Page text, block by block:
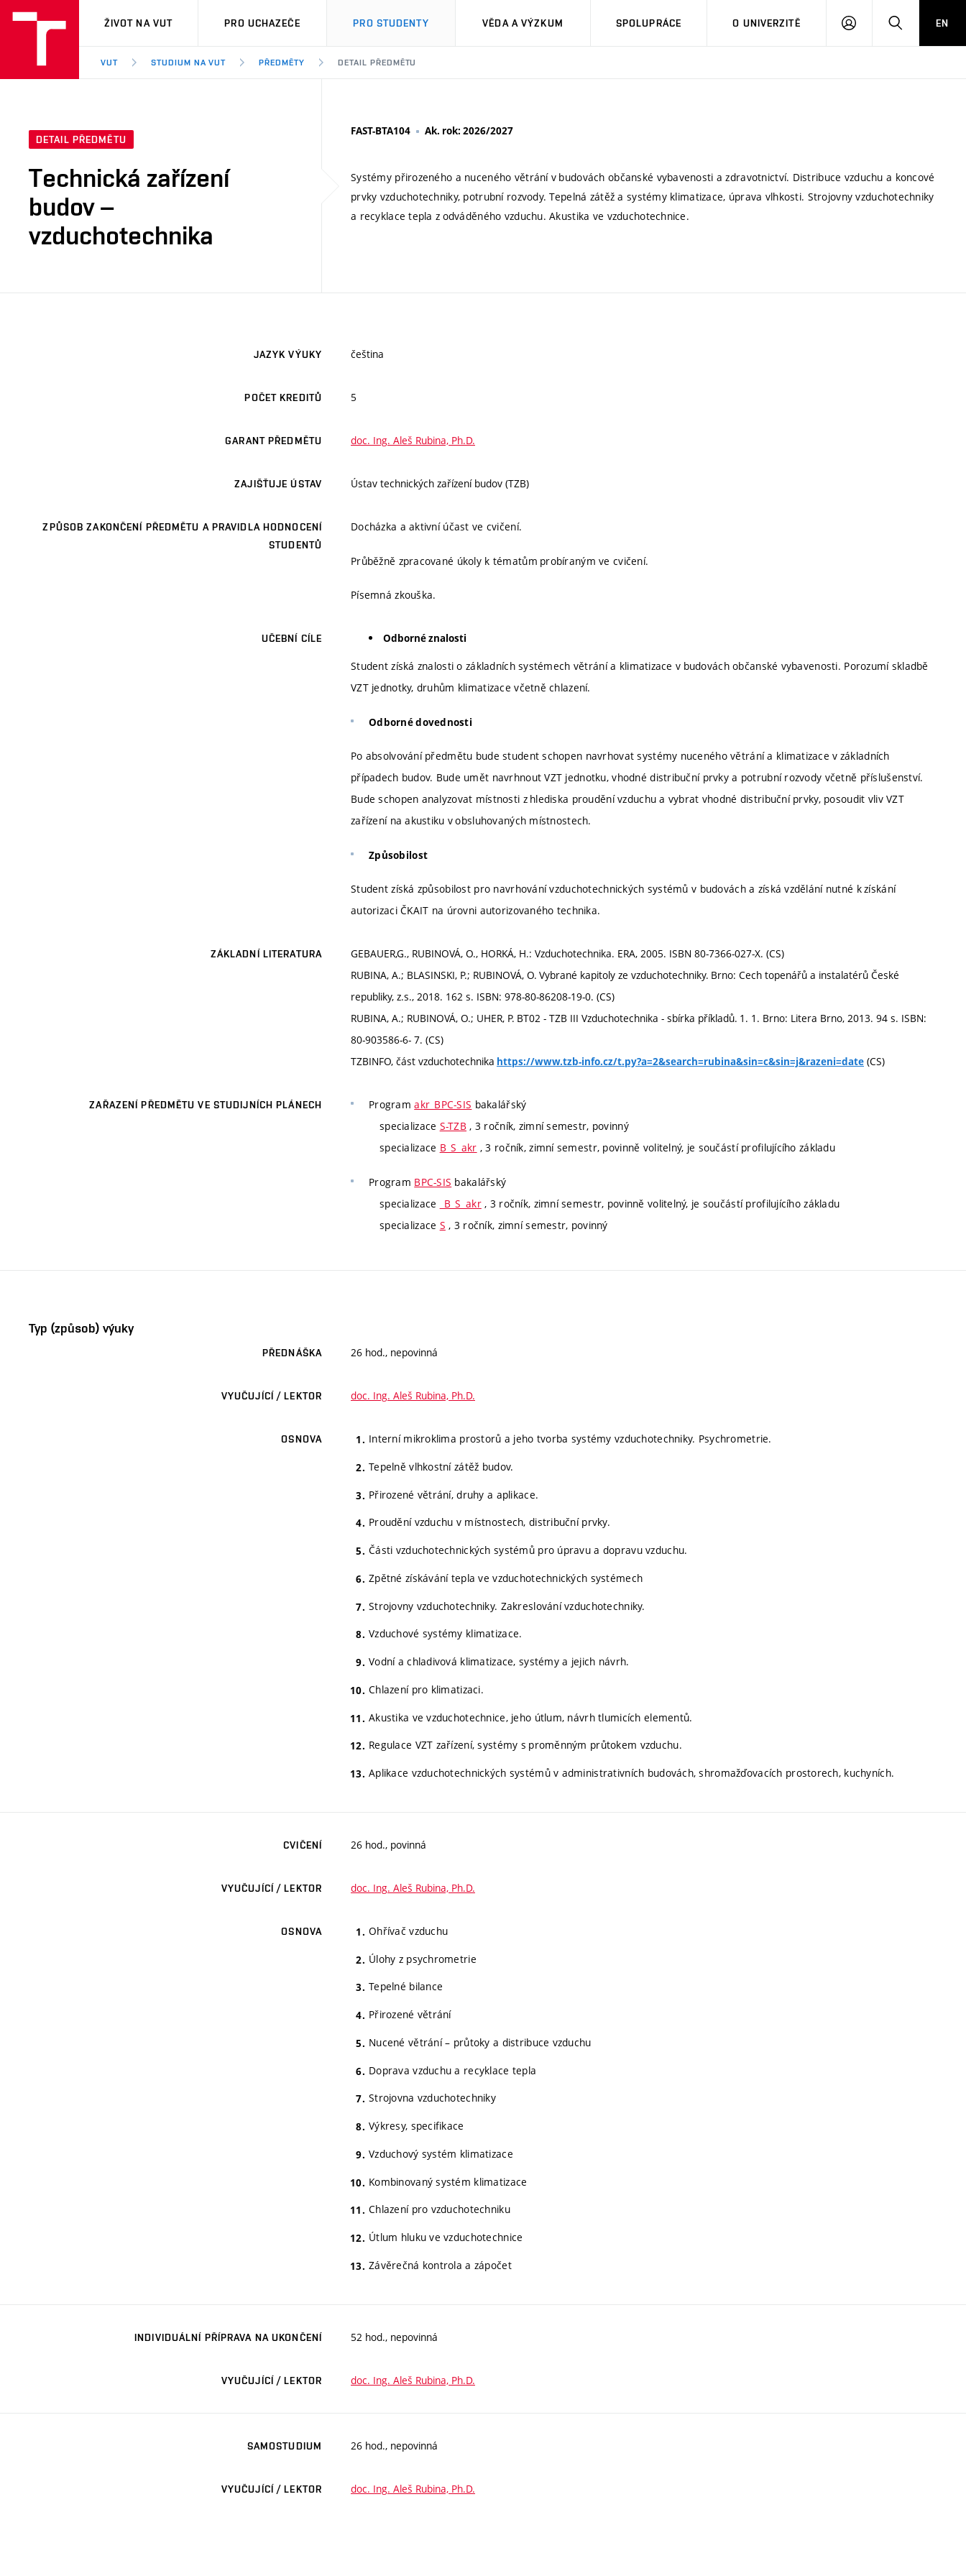
VUT
ŽIVOT NA VUT PRO UCHAZEČE PRO STUDENTY VĚDA A VÝZKUM SPOLUPRÁCE O UNIVERZITĚ
PŘIHLÁSIT HLEDATEN
VUT STUDIUM NA VUT PŘEDMĚTY DETAIL PŘEDMĚTU
DETAIL PŘEDMĚTU
Technická zařízení
budov –
vzduchotechnika
FAST-BTA104 Ak. rok: 2026/2027
Systémy přirozeného a nuceného větrání v budovách občanské vybavenosti a zdravotnictví. Distribuce vzduchu a koncové
prvky vzduchotechniky, potrubní rozvody. Tepelná zátěž a systémy klimatizace, úprava vlhkosti. Strojovny vzduchotechniky
a recyklace tepla z odváděného vzduchu. Akustika ve vzduchotechnice.
JAZYK VÝUKY čeština
POČET KREDITŮ 5
GARANT PŘEDMĚTU doc. Ing. Aleš Rubina, Ph.D.
ZAJIŠŤUJE ÚSTAV Ústav technických zařízení budov (TZB)
ZPŮSOB ZAKONČENÍ PŘEDMĚTU A PRAVIDLA HODNOCENÍ
STUDENTŮ
Docházka a aktivní účast ve cvičení.
Průběžně zpracované úkoly k tématům probíraným ve cvičení.
Písemná zkouška.
UČEBNÍ CÍLE Odborné znalosti
Student získá znalosti o základních systémech větrání a klimatizace v budovách občanské vybavenosti. Porozumí skladbě
VZT jednotky, druhům klimatizace včetně chlazení.
Odborné dovednosti
Po absolvování předmětu bude student schopen navrhovat systémy nuceného větrání a klimatizace v základních
případech budov. Bude umět navrhnout VZT jednotku, vhodné distribuční prvky a potrubní rozvody včetně příslušenství.
Bude schopen analyzovat místnosti z hlediska proudění vzduchu a vybrat vhodné distribuční prvky, posoudit vliv VZT
zařízení na akustiku v obsluhovaných místnostech.
Způsobilost
Student získá způsobilost pro navrhování vzduchotechnických systémů v budovách a získá vzdělání nutné k získání
autorizaci ČKAIT na úrovni autorizovaného technika.
ZÁKLADNÍ LITERATURA
GEBAUER,G., RUBINOVÁ, O., HORKÁ, H.: Vzduchotechnika. ERA, 2005. ISBN 80-7366-027-X. (CS)
RUBINA, A.; BLASINSKI, P.; RUBINOVÁ, O. Vybrané kapitoly ze vzduchotechniky. Brno: Cech topenářů a instalatérů České
republiky, z.s., 2018. 162 s. ISBN: 978-80-86208-19-0. (CS)
RUBINA, A.; RUBINOVÁ, O.; UHER, P. BT02 - TZB III Vzduchotechnika - sbírka příkladů. 1. 1. Brno: Litera Brno, 2013. 94 s. ISBN:
80-903586-6- 7. (CS)
TZBINFO, část vzduchotechnika https://www.tzb-info.cz/t.py?a=2&search=rubina&sin=c&sin=j&razeni=date (CS)
ZAŘAZENÍ PŘEDMĚTU VE STUDIJNÍCH PLÁNECH Programakr_BPC-SIS bakalářský
specializace S-TZB , 3 ročník, zimní semestr, povinný
specializace B_S_akr , 3 ročník, zimní semestr, povinně volitelný, je součástí profilujícího základu
Program BPC-SIS bakalářský
specializace
_B_S_akr, 3 ročník, zimní semestr, povinně volitelný, je součástí profilujícího základu
specializace S , 3 ročník, zimní semestr, povinný
Typ (způsob) výuky
PŘEDNÁŠKA 26 hod., nepovinná
VYUČUJÍCÍ / LEKTOR doc. Ing. Aleš Rubina, Ph.D.
OSNOVA Interní mikroklima prostorů a jeho tvorba systémy vzduchotechniky. Psychrometrie.
Tepelně vlhkostní zátěž budov.
Přirozené větrání, druhy a aplikace.
Proudění vzduchu v místnostech, distribuční prvky.
Části vzduchotechnických systémů pro úpravu a dopravu vzduchu.
Zpětné získávání tepla ve vzduchotechnických systémech
Strojovny vzduchotechniky. Zakreslování vzduchotechniky.
Vzduchové systémy klimatizace.
Vodní a chladivová klimatizace, systémy a jejich návrh.
Chlazení pro klimatizaci.
Akustika ve vzduchotechnice, jeho útlum, návrh tlumicích elementů.
Regulace VZT zařízení, systémy s proměnným průtokem vzduchu.
Aplikace vzduchotechnických systémů v administrativních budovách, shromažďovacích prostorech, kuchyních.
CVIČENÍ 26 hod., povinná
VYUČUJÍCÍ / LEKTOR doc. Ing. Aleš Rubina, Ph.D.
OSNOVA Ohřívač vzduchu
Úlohy z psychrometrie
Tepelné bilance
Přirozené větrání
Nucené větrání – průtoky a distribuce vzduchu
Doprava vzduchu a recyklace tepla
Strojovna vzduchotechniky
Výkresy, specifikace
Vzduchový systém klimatizace
Kombinovaný systém klimatizace
Chlazení pro vzduchotechniku
Útlum hluku ve vzduchotechnice
Závěrečná kontrola a zápočet
INDIVIDUÁLNÍ PŘÍPRAVA NA UKONČENÍ 52 hod., nepovinná
VYUČUJÍCÍ / LEKTOR doc. Ing. Aleš Rubina, Ph.D.
SAMOSTUDIUM 26 hod., nepovinná
VYUČUJÍCÍ / LEKTOR doc. Ing. Aleš Rubina, Ph.D.